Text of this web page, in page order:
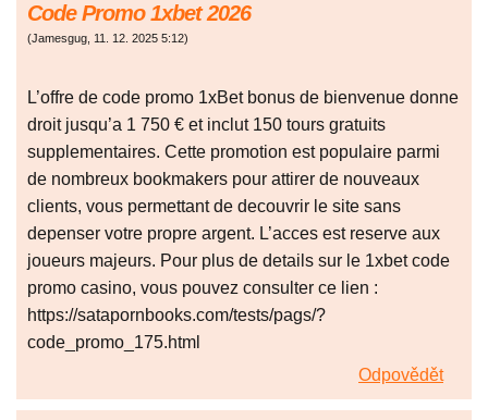
Code Promo 1xbet 2026
(Jamesgug, 11. 12. 2025 5:12)
L’offre de code promo 1xBet bonus de bienvenue donne
droit jusqu’a 1 750 € et inclut 150 tours gratuits
supplementaires. Cette promotion est populaire parmi
de nombreux bookmakers pour attirer de nouveaux
clients, vous permettant de decouvrir le site sans
depenser votre propre argent. L’acces est reserve aux
joueurs majeurs. Pour plus de details sur le 1xbet code
promo casino, vous pouvez consulter ce lien :
https://satapornbooks.com/tests/pags/?
code_promo_175.html
Odpovědět